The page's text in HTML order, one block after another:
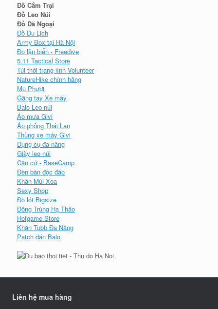
Đồ Cắm Trại
Đồ Leo Núi
Đồ Dã Ngoại
Đồ Du Lịch
Army Box tại Hà Nội
Đồ lặn biển - Freedive
5.11 Tactical Store
Túi thời trang lính Volunteer
NatureHike chính hãng
Mũ Phượt
Găng tay Xe máy
Balo Leo núi
Áo mưa Givi
Áo phông Thái Lan
Thùng xe máy Givi
Dụng cụ đa năng
Giày leo núi
Căn cứ - BaseCamp
Đèn bàn độc đáo
Khăn Mùi Xoa
Sexy Shop
Đồ lót Bigsize
Đông Trùng Hạ Thảo
Hotgame Store
Khăn Tubb Đa Năng
Patch dán Balo
Liên hệ mua hàng